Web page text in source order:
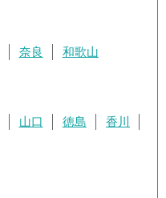
奈良 和歌山
山口 徳島
香川